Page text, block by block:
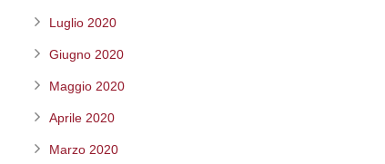
Luglio 2020
Giugno 2020
Maggio 2020
Aprile 2020
Marzo 2020